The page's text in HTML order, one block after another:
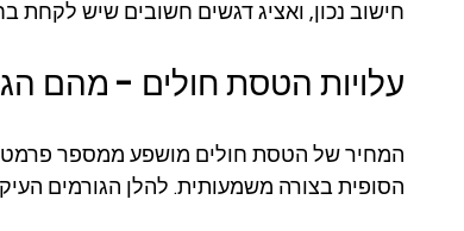
חישוב נכון, ואציג דגשים חשובים שיש
עלויות הטסת חולים - מהם
המחיר של הטסת חולים מושפע ממספר
הסופית בצורה משמעותית. להלן הגורמים